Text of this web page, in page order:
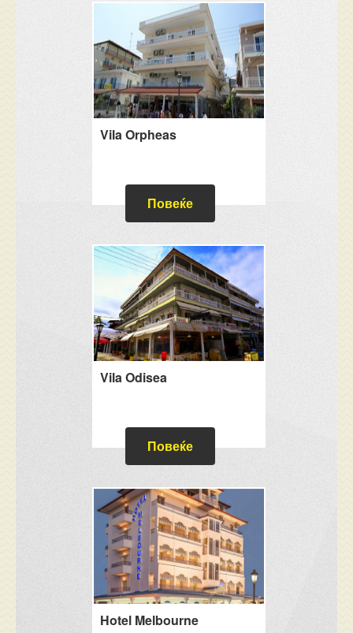
Vila Orpheas
Повеќе
Vila Odisea
Повеќе
Hotel Melbourne